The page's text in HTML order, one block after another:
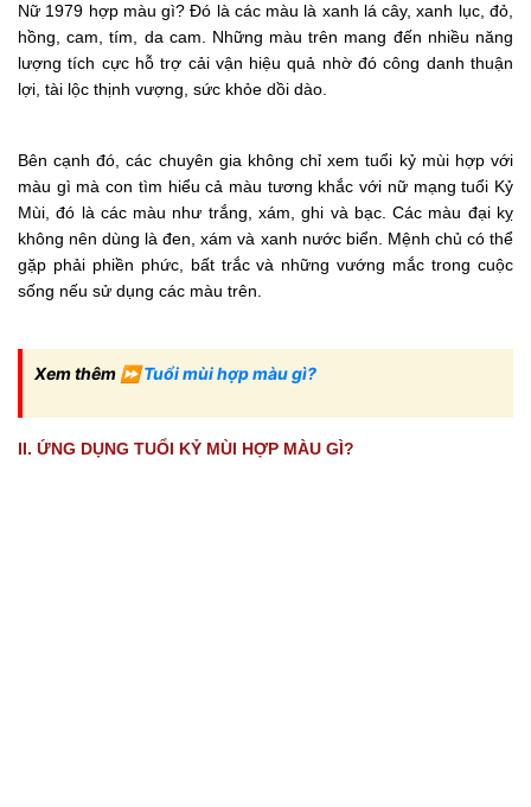
Nữ 1979 hợp màu gì? Đó là các màu là xanh lá cây, xanh lục, đỏ,
hồng, cam, tím, da cam. Những màu trên mang đến nhiều năng
lượng tích cực hỗ trợ cải vận hiệu quả nhờ đó công danh thuận
lợi, tài lộc thịnh vượng, sức khỏe dồi dào.
Bên cạnh đó, các chuyên gia không chỉ xem tuổi kỷ mùi hợp với
màu gì mà con tìm hiểu cả màu tương khắc với nữ mạng tuổi Kỷ
Mùi, đó là các màu như trắng, xám, ghi và bạc. Các màu đại kỵ
không nên dùng là đen, xám và xanh nước biển. Mệnh chủ có thể
gặp phải phiền phức, bất trắc và những vướng mắc trong cuộc
sống nếu sử dụng các màu trên.
Xem thêm ⏩Tuổi mùi hợp màu gì?
II. ỨNG DỤNG TUỔI KỶ MÙI HỢP MÀU GÌ?